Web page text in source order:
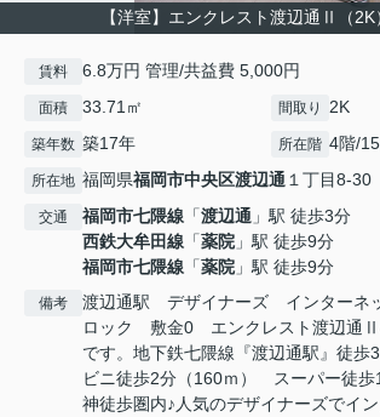
【洋室】エンクレスト渡辺通Ⅱ（
賃料 6.8万円 管理/共益費 5,000円
面積 33.71㎡ 間取り 2K
築年数 築17年 所在階 4階/
所在地 福岡県福岡市中央区渡辺通 １丁目8-30
交通 福岡市七隈線 「渡辺通 」駅 徒歩3分
西鉄大牟田線 「薬院 」駅 徒歩9分
福岡市七隈線 「薬院 」駅 徒歩9分
備考
渡辺通駅 デザイナーズ インターネ
ロック 敷金0 エンクレスト渡辺通Ⅱ
です。地下鉄七隈線『渡辺通駅』徒歩
ビニ徒歩2分（160ｍ） スーパー徒
神徒歩圏内♪人気のデザイナーズでイ